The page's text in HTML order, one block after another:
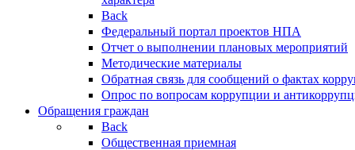
Back
Федеральный портал проектов НПА
Отчет о выполнении плановых мероприятий
Методические материалы
Обратная связь для сообщений о фактах
Опрос по вопросам коррупции и
Обращения граждан
Back
Общественная приемная